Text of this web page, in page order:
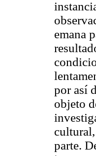
emana
por así
objeto
parte.